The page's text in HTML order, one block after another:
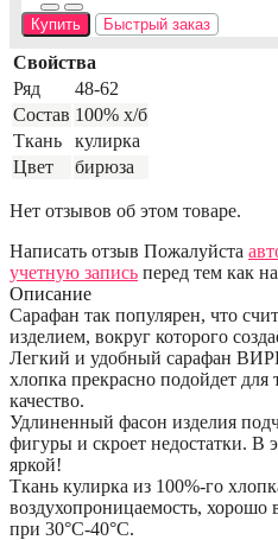
Купить Быстрый заказ
Свойства
Ряд
48-62
Состав 100% х/б
Ткань
кулирка
Цвет
бирюза
Нет отзывов об этом товаре.
Написать отзыв Пожалуйста
учетную запись перед тем как
Описание
Сарафан так популярен, что
изделием, вокруг которого
Легкий и удобный сарафан
хлопка прекрасно подойдет
качество.
Удлиненный фасон изделия
фигуры и скроет недостатки. В
яркой!
Ткань кулирка из 100%-го
воздухопроницаемость,
при 30°С-40°C.